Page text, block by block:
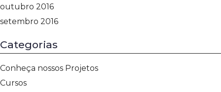
outubro 2016
setembro 2016
Categorias
Conheça nossos Projetos
Cursos